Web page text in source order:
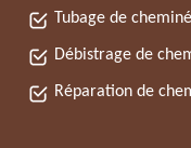
Tubage de
Débistrage de
Réparation de